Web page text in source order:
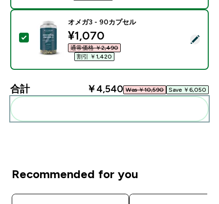
この商品を選択 - オメガ3 - 90カプセル
オメガ3 - 90カプセル
discounted price
¥1,070‎
通常価格 ￥2,490‎
割引 ￥1,420‎
合計 ￥4,540‎ Was ￥10,590‎ Save ￥6,050‎
Recommended for you